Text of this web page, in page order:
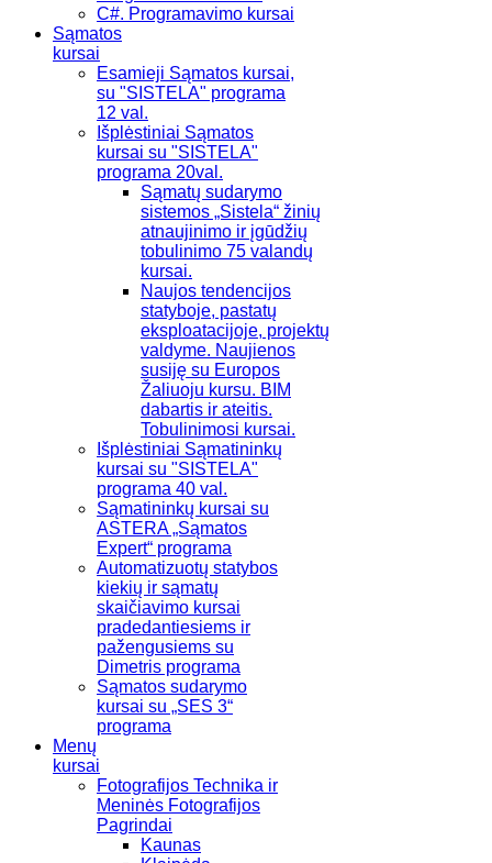
C#. Programavimo kursai
Sąmatos
kursai
Esamieji Sąmatos kursai,
su "SISTELA" programa
12 val.
Išplėstiniai Sąmatos
kursai su "SISTELA"
programa 20val.
Sąmatų sudarymo
sistemos „Sistela“ žinių
atnaujinimo ir įgūdžių
tobulinimo 75 valandų
kursai.
Naujos tendencijos
statyboje, pastatų
eksploatacijoje, projektų
valdyme. Naujienos
susiję su Europos
Žaliuoju kursu. BIM
dabartis ir ateitis.
Tobulinimosi kursai.
Išplėstiniai Sąmatininkų
kursai su "SISTELA"
programa 40 val.
Sąmatininkų kursai su
ASTERA „Sąmatos
Expert“ programa
Automatizuotų statybos
kiekių ir sąmatų
skaičiavimo kursai
pradedantiesiems ir
pažengusiems su
Dimetris programa
Sąmatos sudarymo
kursai su „SES 3“
programa
Menų
kursai
Fotografijos Technika ir
Meninės Fotografijos
Pagrindai
Kaunas